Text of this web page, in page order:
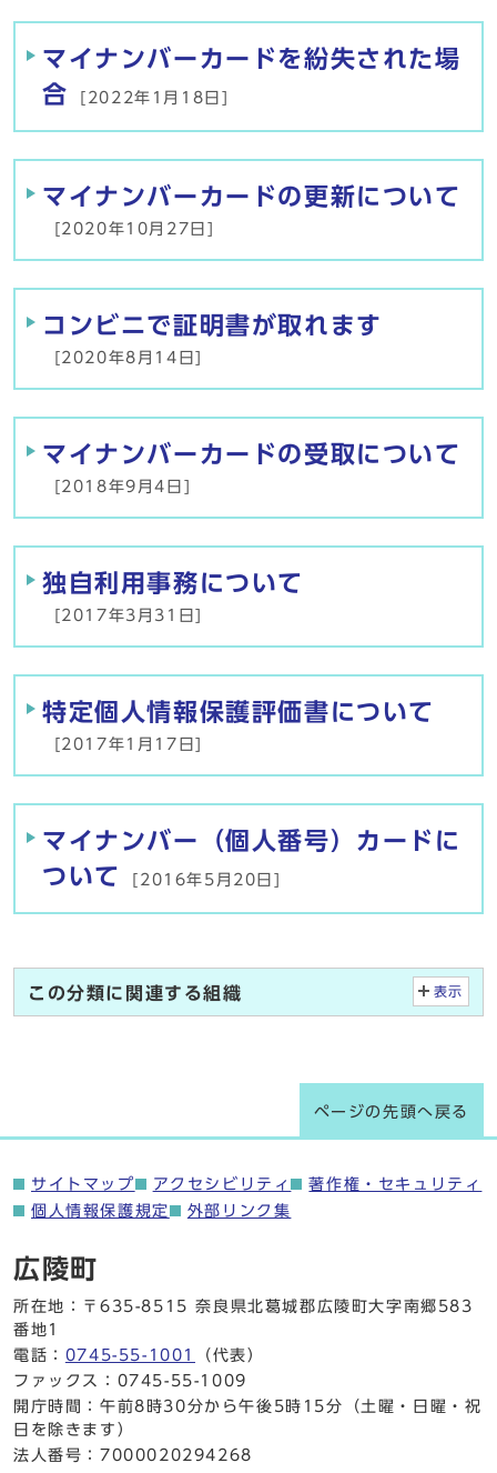
マイナンバーカードを紛失された場
合
[2022年1月18日]
マイナンバーカードの更新について
[2020年10月27日]
コンビニで証明書が取れます
[2020年8月14日]
マイナンバーカードの受取について
[2018年9月4日]
独自利用事務について
[2017年3月31日]
特定個人情報保護評価書について
[2017年1月17日]
マイナンバー（個人番号）カードに
ついて
[2016年5月20日]
この分類に関連する組織 表示
ページの先頭へ戻る
サイトマップ アクセシビリティ
著作権・セキュリティ
個人情報保護規定
外部リンク集
広陵町
所在地：〒635-8515 奈良県北葛城郡広陵町大字南郷583
番地1
電話： 0745-55-1001
（代表）
ファックス：0745-55-1009
開庁時間：午前8時30分から午後5時15分（土曜・日曜・祝
日を除きます）
法人番号：7000020294268